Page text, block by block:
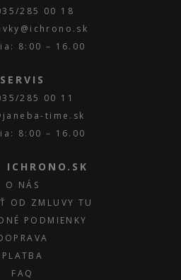
285 00 18
8:00 – 16.00
SERVIS
285 00 11
time.sk
8:00 – 16.00
ICHRONO.SK
O NÁS
OD ZMLUVY TU
PODMIENKY
PLATBA
FAQ